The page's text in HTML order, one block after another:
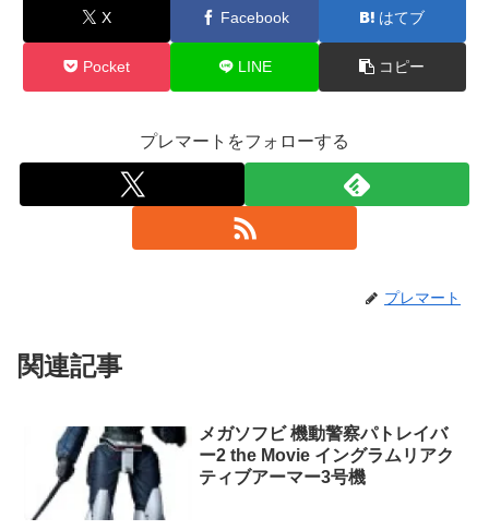
X Facebook はてブ
Pocket LINE コピー
プレマートをフォローする
プレマート
関連記事
メガソフビ 機動警察パトレイバ
ー2 the Movie イングラムリアク
ティブアーマー3号機